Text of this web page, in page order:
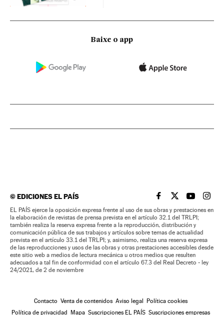
Baixe o app
©EDICIONES EL PAÍS EL PAÍS BRASIL EN
EL PAÍSEL PAÍS
EL
EL PAÍS ejerce la oposición expresa frente al uso de sus obras y prestaciones en
la elaboración de revistas de prensa prevista en el artículo 32.1 del TRLPI;
también realiza la reserva expresa frente a la reproducción, distribución y
comunicación pública de sus trabajos y artículos sobre temas de actualidad
prevista en el artículo 33.1 del TRLPI; y, asimismo, realiza una reserva expresa
de las reproducciones y usos de las obras y otras prestaciones accesibles desde
este sitio web a medios de lectura mecánica u otros medios que resulten
adecuados a tal fin de conformidad con el artículo 67.3 del Real Decreto - ley
24/2021, de 2 de noviembre
Contacto Venta de contenidos Aviso legal
Política cookies
Política de privacidad
Mapa Suscripciones EL PAÍS Suscripciones empresas